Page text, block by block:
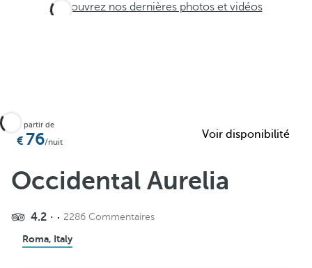
Découvrez nos dernières photos et vidéos
À partir de
76/nuit
Voir disponibilité
Occidental Aurelia
4.2 2286 Commentaires
Roma, Italy